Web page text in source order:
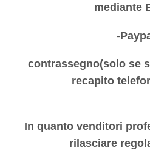
mediante
-
contrassegno(solo se
recapito
In quanto venditori
rilasciare